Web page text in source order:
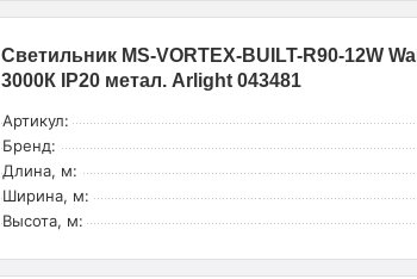
Светильник MS-VORTEX-BUILT-R90-12W
3000К IP20 метал. Arlight 043481
Артикул:
Бренд:
Длина, м:
Ширина, м:
Высота, м: